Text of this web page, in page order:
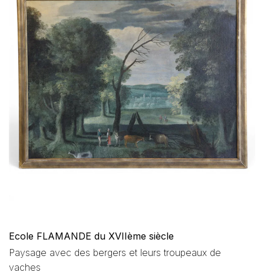
Ecole FLAMANDE du XVIIème siècle
Paysage avec des bergers et leurs troupeaux de
vaches